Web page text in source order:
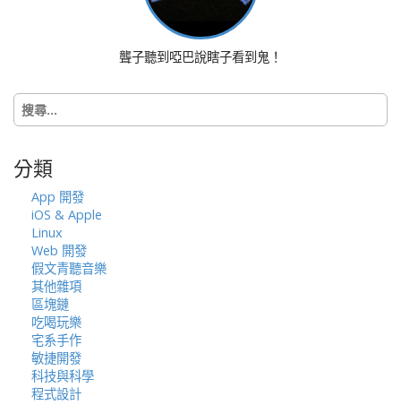
i
o
n
聾子聽到啞巴說瞎子看到鬼！
搜
尋
字:
分類
App 開發
iOS & Apple
Linux
Web 開發
假文青聽音樂
其他雜項
區塊鏈
吃喝玩樂
宅系手作
敏捷開發
科技與科學
程式設計